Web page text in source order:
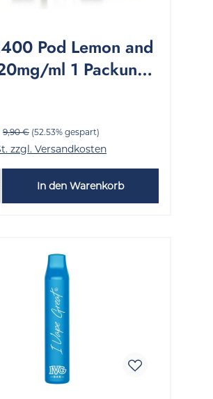
Pod Lemon and
ml 1 Packung
9,90 € (52.53% gespart)
zzgl. Versandkosten
In den Warenkorb